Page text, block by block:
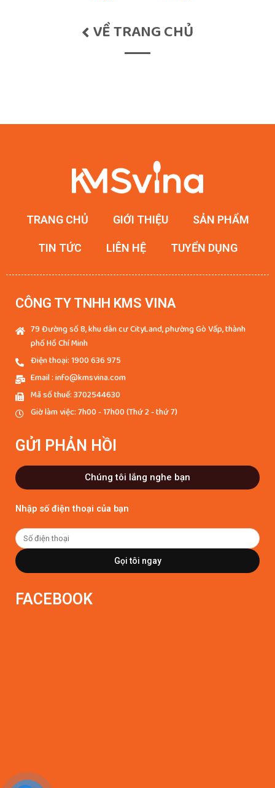
VỀ TRANG CHỦ
TRANG CHỦ GIỚI THIỆU SẢN PHẨM
TIN TỨC LIÊN HỆ TUYỂN DỤNG
CÔNG TY TNHH KMS VINA
79 Đường số 8, khu dân cư CityLand, phường Gò Vấp, thành
phố Hồ Chí Minh
Điện thoại: 1900 636 975
Email : info@kmsvina.com
Mã số thuế: 3702544630
Giờ làm việc: 7h00 - 17h00 (Thứ 2 - thứ 7)
GỬI PHẢN HỒI
Chúng tôi lắng nghe bạn
Nhập số điện thoại của bạn
Gọi tôi ngay
FACEBOOK